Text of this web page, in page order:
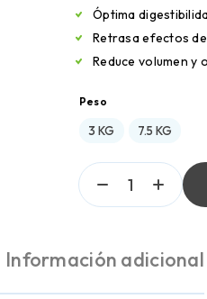
Óptima
Retrasa efectos
Reduce volumen y
Peso
3 KG 7.5 KG
Información adicional